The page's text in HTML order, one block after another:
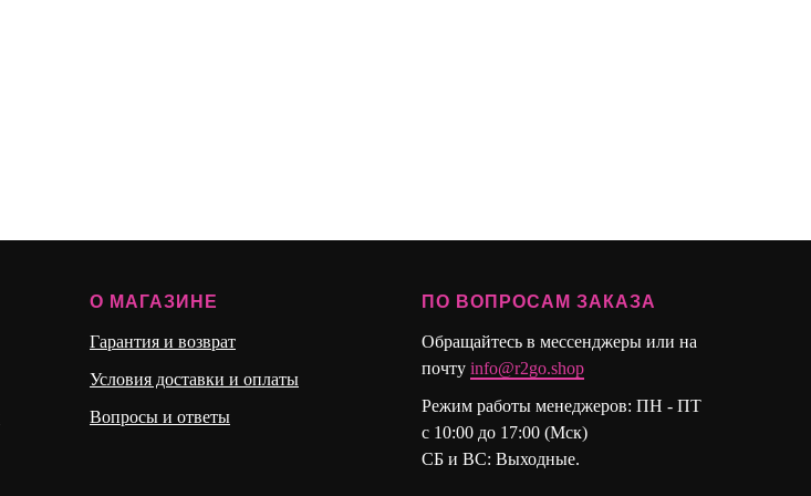
О МАГАЗИНЕ
Гарантия и возврат
Условия доставки и оплаты
Вопросы и ответы
ПО ВОПРОСАМ ЗАКАЗА
Обращайтесь в мессенджеры или на
почту info@r2go.shop
Режим работы менеджеров: ПН - ПТ
с 10:00 до 17:00 (Мск)
СБ и ВС: Выходные.